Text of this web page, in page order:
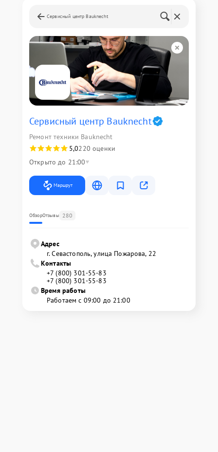
Сервисный центр Bauknecht
Сервисный центр Bauknecht
Ремонт техники Bauknecht
5,0220 оценки
Открыто до 21:00
Маршрут
ОбзорОтзывы 280
Адрес
г. Севастополь, улица Пожарова, 22
Контакты
+7 (800) 301-55-83
+7 (800) 301-55-83
Время работы
Работаем с 09:00 до 21:00